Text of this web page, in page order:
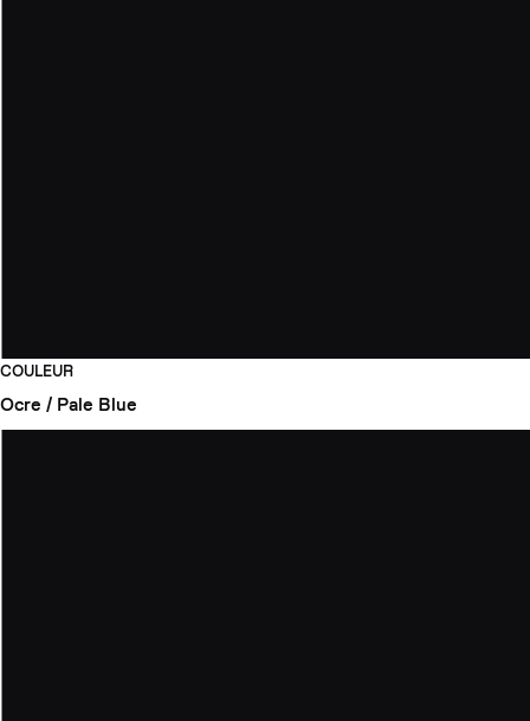
COULEUR
Ocre / Pale Blue